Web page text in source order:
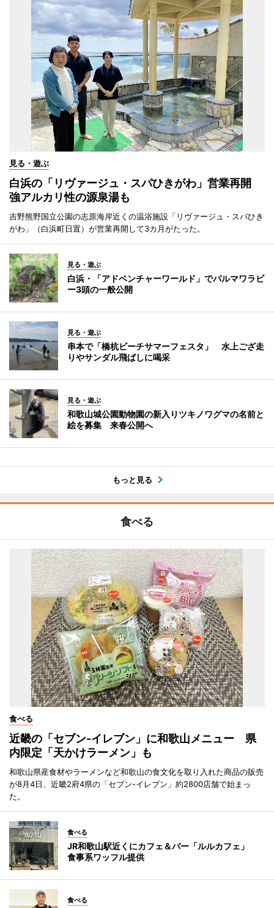
見る・遊ぶ
白浜の「リヴァージュ・スパひきがわ」営業再開
強アルカリ性の源泉湯も
吉野熊野国立公園の志原海岸近くの温浴施設「リヴァージュ・スパひき
がわ」（白浜町日置）が営業再開して3カ月がたった。
見る・遊ぶ
白浜・「アドベンチャーワールド」でパルマワラビ
ー3頭の一般公開
見る・遊ぶ
串本で「橋杭ビーチサマーフェスタ」 水上ござ走
りやサンダル飛ばしに喝采
見る・遊ぶ
和歌山城公園動物園の新入りツキノワグマの名前と
絵を募集 来春公開へ
もっと見る
食べる
食べる
近畿の「セブン-イレブン」に和歌山メニュー 県
内限定「天かけラーメン」も
和歌山県産食材やラーメンなど和歌山の食文化を取り入れた商品の販売
が8月4日、近畿2府4県の「セブン-イレブン」約2800店舗で始まっ
た。
食べる
JR和歌山駅近くにカフェ＆バー「ルルカフェ」
食事系ワッフル提供
食べる